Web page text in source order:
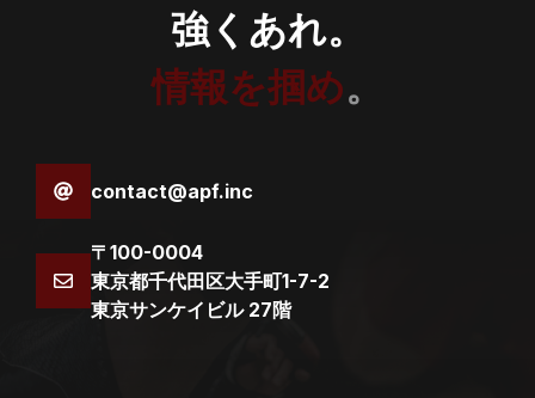
強くあれ。
情報を掴め。
contact@apf.inc
〒100-0004
東京都千代田区大手町1-7-2
東京サンケイビル 27階